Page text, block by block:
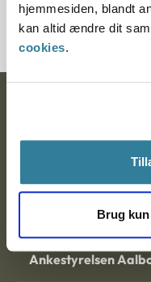
hjemmesiden, blandt
kan altid ændre dit
cookies.
Brug
6000091-02
Postadresse:
9000 Aalborg
Ankestyrelsen